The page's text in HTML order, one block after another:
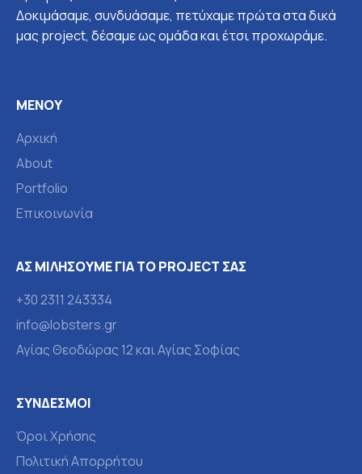
-
f
m
Δοκιμάσαμε, συνδυάσαμε, πετύχαμε πρώτα στα δικά
μας project, δέσαμε ως ομάδα και έτσι προχωράμε.
ΜΕΝΟΎ
Αρχική
About
Portfolio
Επικοινωνία
ΑΣ ΜΙΛΉΣΟΥΜΕ ΓΙΑ ΤΟ PROJECT ΣΑΣ
+30 2311 243334
info@lobsters.gr
Αγίας Θεοδώρας 12 και Αγίας Σοφίας
ΣΎΝΔΕΣΜΟΙ
Όροι Χρήσης
Πολιτική Απορρήτου